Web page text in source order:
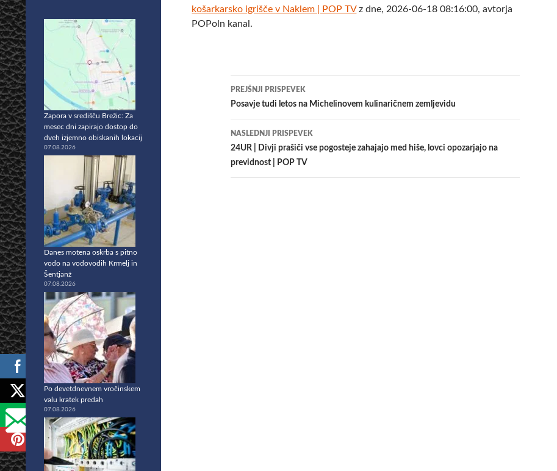
košarkarsko igrišče v Naklem | POP TVz dne, 2026-06-18 08:16:00, avtorja
POPoln kanal.
Krmarjenje
po
prispevkih
PREJŠNJI PRISPEVEK
Posavje tudi letos na Michelinovem kulinaričnem zemljevidu
NASLEDNJI PRISPEVEK
24UR | Divji prašiči vse pogosteje zahajajo med hiše, lovci opozarjajo na
previdnost | POP TV
Zapora v središču Brežic: Za
mesec dni zapirajo dostop do
dveh izjemno obiskanih lokacij
07.08.2026
Danes motena oskrba s pitno
vodo na vodovodih Krmelj in
Šentjanž
07.08.2026
Po devetdnevnem vročinskem
valu kratek predah
07.08.2026